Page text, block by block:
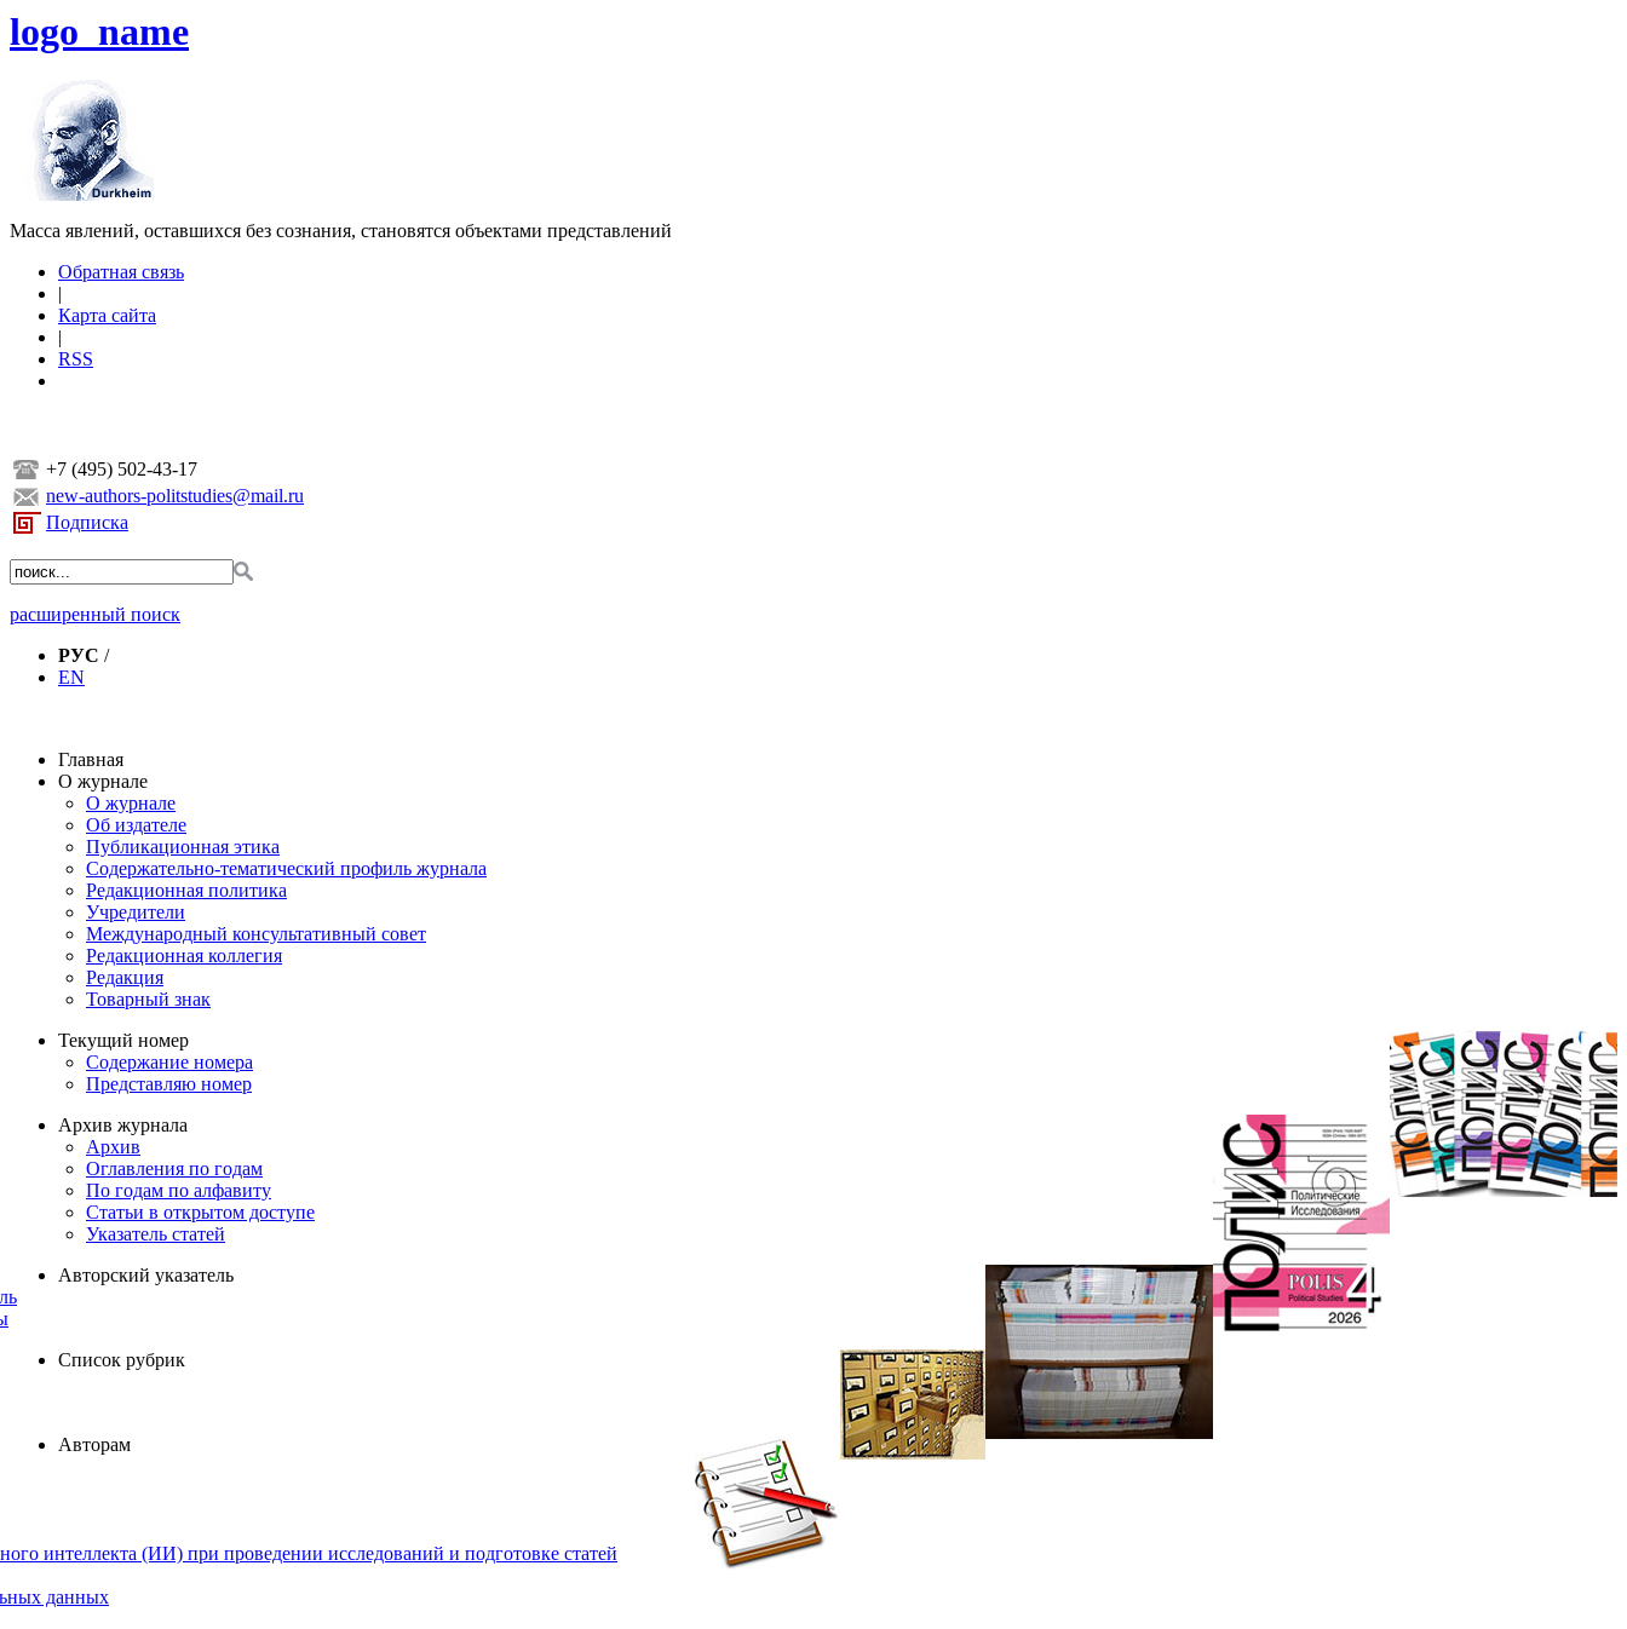
logo_name
Масса явлений, оставшихся без сознания, становятся объектами представлений
Обратная связь
|
Карта сайта
|
RSS
+7 (495) 502-43-17
new-authors-politstudies@mail.ru
Подписка
расширенный поиск
РУС /
EN
Главная
О журнале
О журнале
Об издателе
Публикационная этика
Содержательно-тематический профиль журнала
Редакционная политика
Учредители
Международный консультативный совет
Редакционная коллегия
Редакция
Товарный знак
Текущий номер
Содержание номера
Представляю номер
Архив журнала
Архив
Оглавления по годам
По годам по алфавиту
Статьи в открытом доступе
Указатель статей
Авторский указатель
Список рубрик
Авторам
интеллекта (ИИ) при проведении исследований и подготовке статей
данных